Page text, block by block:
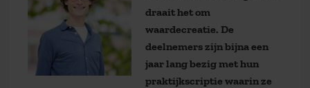
draait het om
waardecreatie. De
deelnemers zijn bijna een
jaar lang bezig met hun
praktijkscriptie waarin ze